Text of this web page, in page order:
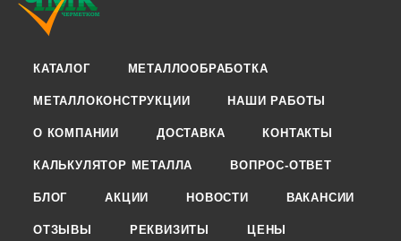
КАТАЛОГ МЕТАЛЛООБРАБОТКА
МЕТАЛЛОКОНСТРУКЦИИ НАШИ РАБОТЫ
О КОМПАНИИ ДОСТАВКА КОНТАКТЫ
КАЛЬКУЛЯТОР МЕТАЛЛА ВОПРОС-ОТВЕТ
БЛОГ АКЦИИ НОВОСТИ ВАКАНСИИ
ОТЗЫВЫ РЕКВИЗИТЫ ЦЕНЫ